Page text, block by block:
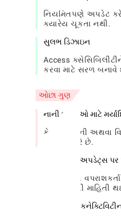
નિયમિતપણે અપડેટ
ક્યારેય ચૂકતા નથી.
સુલભ ડિઝાઇન
Access
કરવા માટે સરળ બનાવે
ઓછા ગુણ
નાની ઘટનાઓ માટે
કેટલીક નાની અથવા
મર્યાદિત કરે છે.
વપરાશકર્તા અપડેટ્સ
એપ્લિકેશન
અથવા જૂની માહિતી
પ્રસંગોપાત